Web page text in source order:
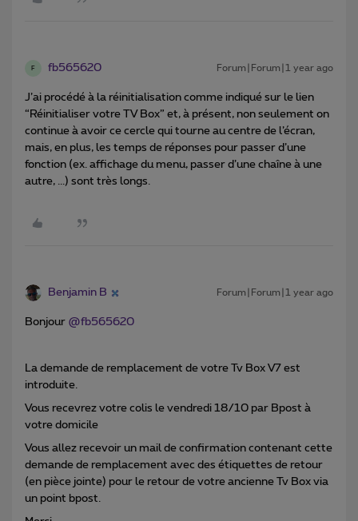
F fb565620 Forum|Forum|1 year ago
J’ai procédé à la réinitialisation comme indiqué sur le lien
“Réinitialiser votre TV Box” et, à présent, non seulement on
continue à avoir ce cercle qui tourne au centre de l’écran,
mais, en plus, les temps de réponses pour passer d’une
fonction (ex. affichage du menu, passer d’une chaîne à une
autre, ...) sont très longs.
Benjamin B Forum|Forum|1 year ago
Bonjour @fb565620
La demande de remplacement de votre Tv Box V7 est
introduite.
Vous recevrez votre colis le vendredi 18/10 par Bpost à
votre domicile
Vous allez recevoir un mail de confirmation contenant cette
demande de remplacement avec des étiquettes de retour
(en pièce jointe) pour le retour de votre ancienne Tv Box via
un point bpost.